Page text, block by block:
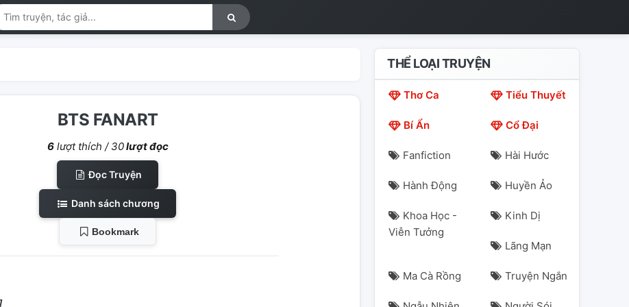
BTS FANART
6lượt thích / 30lượt đọc
Đọc Truyện
Danh sách chương
Bookmark
THỂ LOẠI TRUYỆN
Thơ Ca Tiểu Thuyết
Bí Ẩn Cổ Đại
Fanfiction Hài Hước
Hành Động Huyền Ảo
Khoa Học -
Viễn Tưởng
Kinh Dị
Lãng Mạn
Ma Cà Rồng Truyện Ngắn